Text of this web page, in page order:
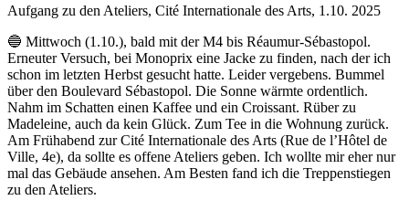
Aufgang zu den Ateliers, Cité Internationale des Arts, 1.10. 2025
🔵 Mittwoch (1.10.), bald mit der M4 bis Réaumur-Sébastopol.
Erneuter Versuch, bei Monoprix eine Jacke zu finden, nach der ich
schon im letzten Herbst gesucht hatte. Leider vergebens. Bummel
über den Boulevard Sébastopol. Die Sonne wärmte ordentlich.
Nahm im Schatten einen Kaffee und ein Croissant. Rüber zu
Madeleine, auch da kein Glück. Zum Tee in die Wohnung zurück.
Am Frühabend zur Cité Internationale des Arts (Rue de l’Hôtel de
Ville, 4e), da sollte es offene Ateliers geben. Ich wollte mir eher nur
mal das Gebäude ansehen. Am Besten fand ich die Treppenstiegen
zu den Ateliers.